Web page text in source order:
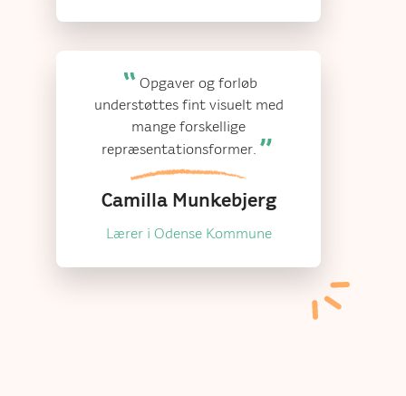
Opgaver og forløb
understøttes fint visuelt med
mange forskellige
repræsentationsformer.
Camilla Munkebjerg
Lærer i Odense Kommune